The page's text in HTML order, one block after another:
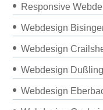
Responsive
Webdesign
Webdesign
Webdesign
Webdesign